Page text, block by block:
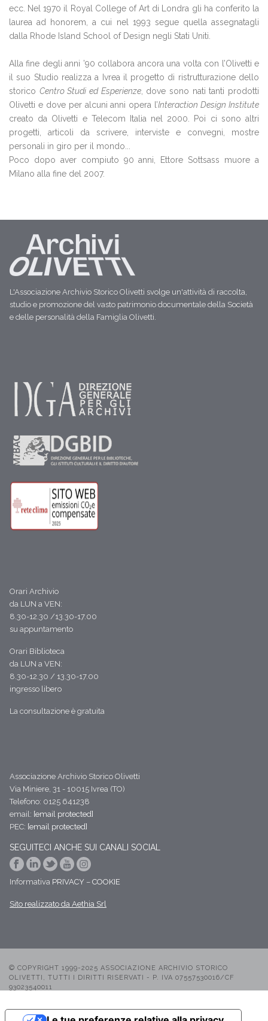
ecc. Nel 1970 il Royal College of Art di Londra gli ha conferito la
laurea ad honorem, a cui nel 1993 segue quella assegnatagli
dalla Rhode Island School of Design negli Stati Uniti.
Alla fine degli anni ’90 collabora ancora una volta con l’Olivetti e
il suo Studio realizza a Ivrea il progetto di ristrutturazione dello
storico Centro Studi ed Esperienze, dove sono nati tanti prodotti
Olivetti e dove per alcuni anni opera l’Interaction Design Institute
creato da Olivetti e Telecom Italia nel 2000. Poi ci sono altri
progetti, articoli da scrivere, interviste e convegni, mostre
personali in giro per il mondo...
Poco dopo aver compiuto 90 anni, Ettore Sottsass muore a
Milano alla fine del 2007.
L'Associazione Archivio Storico Olivetti svolge un'attività di raccolta,
studio e promozione del vasto patrimonio documentale della Società
e delle personalità della Famiglia Olivetti.
Orari Archivio
da LUN a VEN:
8.30-12.30 /13.30-17.00
su appuntamento
Orari Biblioteca
da LUN a VEN:
8.30-12.30 / 13.30-17.00
ingresso libero
La consultazione è gratuita
Associazione Archivio Storico Olivetti
Via Miniere, 31 - 10015 Ivrea (TO)
Telefono: 0125 641238
email: [email protected]
PEC: [email protected]
SEGUITECI ANCHE SUI CANALI SOCIAL
Informativa PRIVACY – COOKIE
Sito realizzato da Aethia Srl
© COPYRIGHT 1999-2025 ASSOCIAZIONE ARCHIVIO STORICO
OLIVETTI, TUTTI I DIRITTI RISERVATI - P. IVA 07557530016/CF
93023540011